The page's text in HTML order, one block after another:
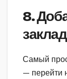
8.
Самый
— перейти